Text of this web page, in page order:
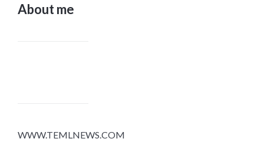
About me
WWW.TEMLNEWS.COM